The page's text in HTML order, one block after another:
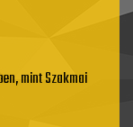
mint Szakmai